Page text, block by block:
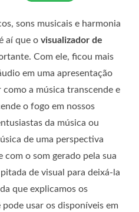
sons musicais e harmonia
aí que o visualizador de
Com ele, ficou mais
em uma apresentação
a música transcende e
o fogo em nossos
da música ou
de uma perspectiva
com o som gerado pela sua
de visual para deixá-la
que explicamos os
usar os disponíveis em